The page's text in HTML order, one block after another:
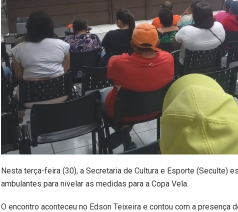
Nesta terça-feira (30), a Secretaria de Cultura e Esporte (Seculte)
ambulantes para nivelar as medidas para a Copa Vela.
O encontro aconteceu no Edson Teixeira e contou com a